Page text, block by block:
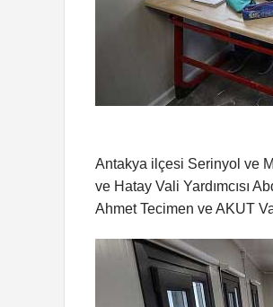
Antakya ilçesi Serinyol ve
ve Hatay Vali Yardımcısı
Ahmet Tecimen ve AKUT